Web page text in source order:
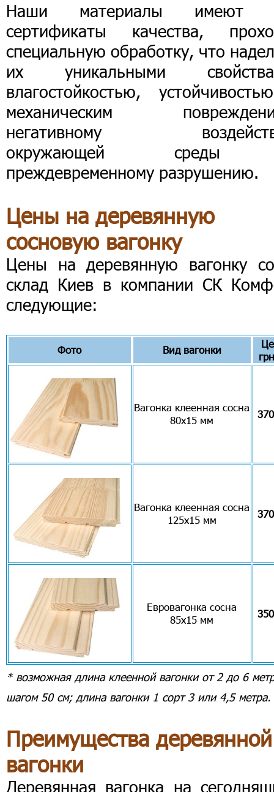
Наши материалы имеют
сертификаты качества,
специальную обработку, что
их уникальными
влагостойкостью,
механическим
негативному
окружающей
преждевременному разрушению.
Цены на деревянную
сосновую вагонку
Цены на деревянную вагонку
склад Киев в компании СК
следующие:
Фото Вид вагонки
Вагонка клеенная сосна
80х15 мм
Вагонка клеенная сосна
125х15 мм
Евровагонка сосна
85х15 мм
* возможная длина клеенной вагонки от 2 до 6
шагом 50 см; длина вагонки 1 сорт 3 или 4,5 метра.
Преимущества деревянной
вагонки
Деревянная вагонка на